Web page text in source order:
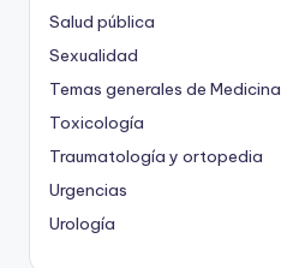
Salud pública
Sexualidad
Temas generales de Medicina
Toxicología
Traumatología y ortopedia
Urgencias
Urología